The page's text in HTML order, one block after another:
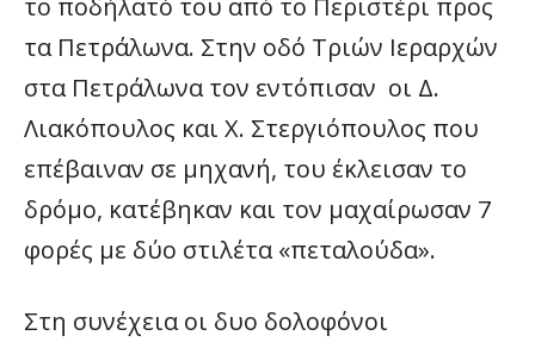
το ποδήλατό του από το Περιστέρι προς
τα Πετράλωνα. Στην οδό Τριών Ιεραρχών
στα Πετράλωνα τον εντόπισαν οι Δ.
Λιακόπουλος και Χ. Στεργιόπουλος που
επέβαιναν σε μηχανή, του έκλεισαν το
δρόμο, κατέβηκαν και τον μαχαίρωσαν 7
φορές με δύο στιλέτα «πεταλούδα».
Στη συνέχεια οι δυο δολοφόνοι